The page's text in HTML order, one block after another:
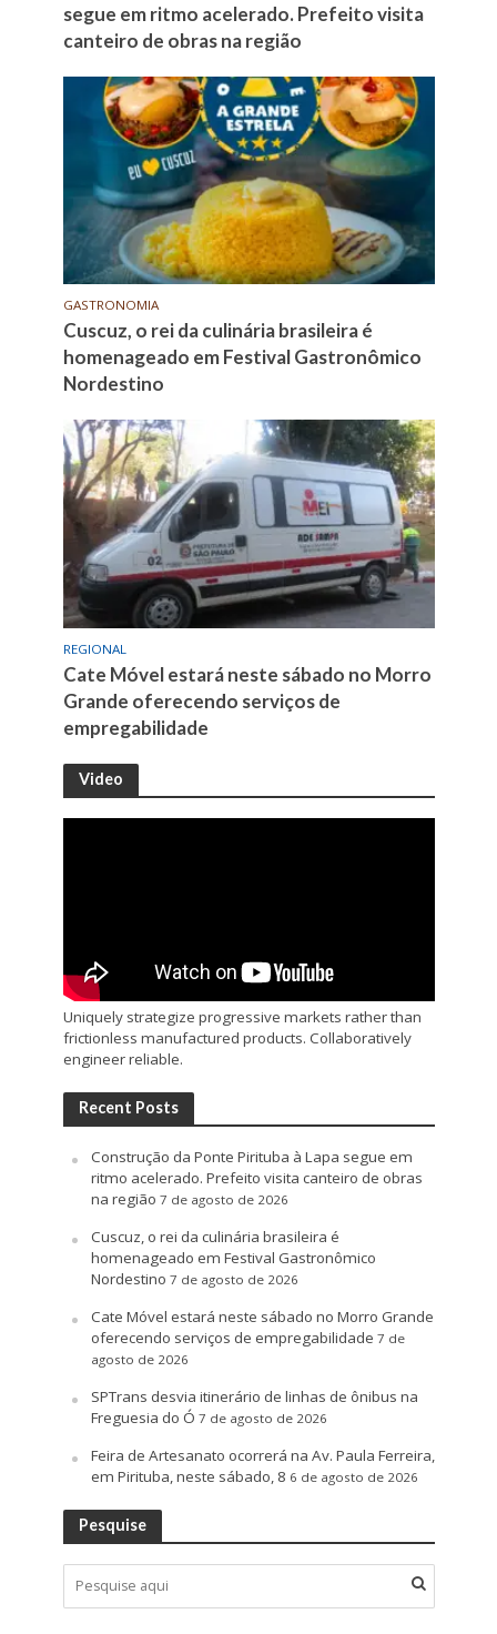
segue em ritmo acelerado. Prefeito visita
canteiro de obras na região
GASTRONOMIA
Cuscuz, o rei da culinária brasileira é
homenageado em Festival Gastronômico
Nordestino
REGIONAL
Cate Móvel estará neste sábado no Morro
Grande oferecendo serviços de
empregabilidade
Video
Uniquely strategize progressive markets rather than
frictionless manufactured products. Collaboratively
engineer reliable.
Recent Posts
Construção da Ponte Pirituba à Lapa segue em
ritmo acelerado. Prefeito visita canteiro de obras
na região 7 de agosto de 2026
Cuscuz, o rei da culinária brasileira é
homenageado em Festival Gastronômico
Nordestino 7 de agosto de 2026
Cate Móvel estará neste sábado no Morro Grande
oferecendo serviços de empregabilidade 7 de
agosto de 2026
SPTrans desvia itinerário de linhas de ônibus na
Freguesia do Ó 7 de agosto de 2026
Feira de Artesanato ocorrerá na Av. Paula Ferreira,
em Pirituba, neste sábado, 8 6 de agosto de 2026
Pesquise